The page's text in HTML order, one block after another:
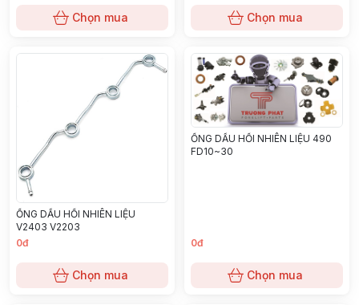
Chọn mua Chọn mua
ỐNG DẦU HỒI NHIÊN LIỆU
V2403 V2203
0đ
Chọn mua
ỐNG DẦU HỒI NHIÊN LIỆU 490
FD10~30
0đ
Chọn mua